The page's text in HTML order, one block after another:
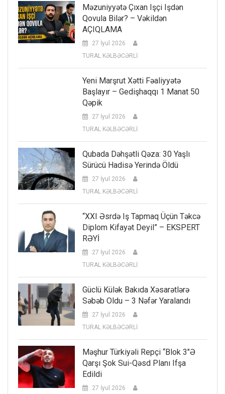
Məzuniyyətə Çıxan Işçi Işdən
Qovula Bilər? – Vəkildən
AÇIQLAMA
27 İyul 2026
TURAL KƏLBƏCƏRLİ
Yeni Marşrut Xətti Fəaliyyətə
Başlayır – Gedişhaqqı 1 Manat 50
Qəpik
27 İyul 2026
TURAL KƏLBƏCƏRLİ
Qubada Dəhşətli Qəza: 30 Yaşlı
Sürücü Hadisə Yerində Öldü
27 İyul 2026
TURAL KƏLBƏCƏRLİ
“XXI Əsrdə Iş Tapmaq Üçün Təkcə
Diplom Kifayət Deyil” – EKSPERT
RƏYİ
27 İyul 2026
TURAL KƏLBƏCƏRLİ
Güclü Külək Bakıda Xəsarətlərə
Səbəb Oldu – 3 Nəfər Yaralandı
27 İyul 2026
TURAL KƏLBƏCƏRLİ
Məşhur Türkiyəli Repçi “Blok 3″ə
Qarşı Şok Sui-Qəsd Planı Ifşa
Edildi
27 İyul 2026